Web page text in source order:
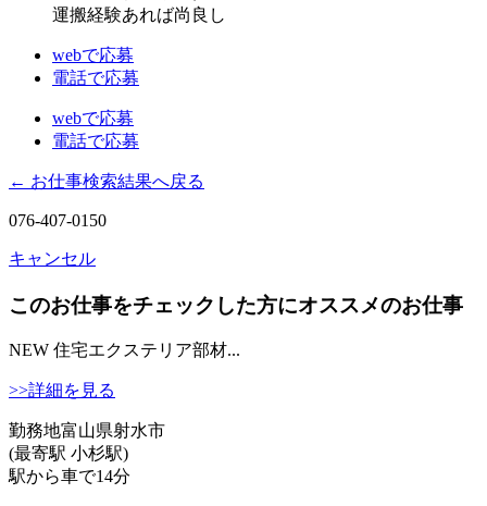
運搬経験あれば尚良し
webで応募
電話で応募
webで応募
電話で応募
← お仕事検索結果へ戻る
076-407-0150
キャンセル
このお仕事をチェックした方にオススメのお仕事
NEW 住宅エクステリア部材...
>>詳細を見る
勤務地富山県射水市
(最寄駅 小杉駅)
駅から車で14分